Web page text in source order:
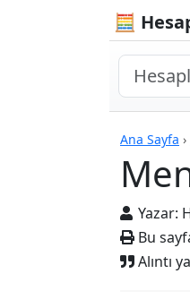
🧮
Ana Sayfa ›
Yazar:
Bu
Alıntı